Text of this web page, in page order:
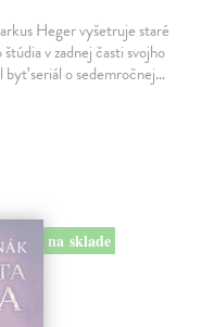
Heger vyšetruje staré
v zadnej časti svojho
seriál o sedemročnej…
na sklade